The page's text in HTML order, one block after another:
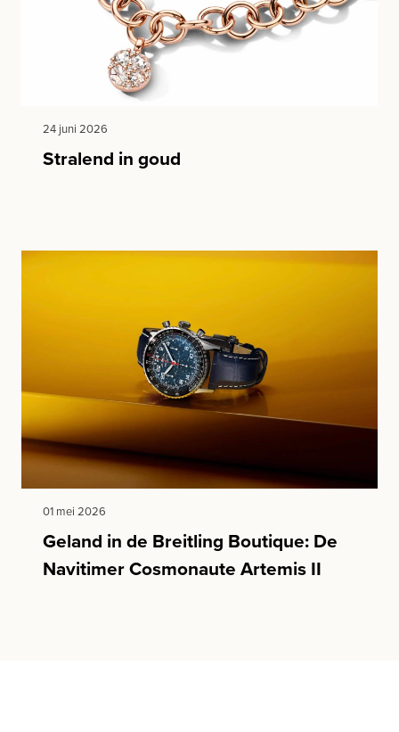
24 juni 2026
Stralend in goud
01 mei 2026
Geland in de Breitling Boutique: De
Navitimer Cosmonaute Artemis II